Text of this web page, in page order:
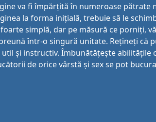
va fi împărțită în numeroase pătrate
la forma inițială, trebuie să le
simplă, dar pe măsură ce porniți,
într-o singură unitate. Rețineți că
și instructiv. Îmbunătățește abilitățile
de orice vârstă și sex se pot